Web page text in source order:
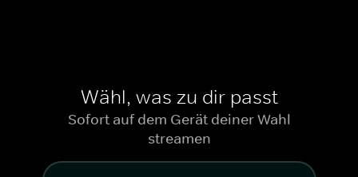
Wähl, was zu dir passt
Sofort auf dem Gerät deiner Wahl
streamen